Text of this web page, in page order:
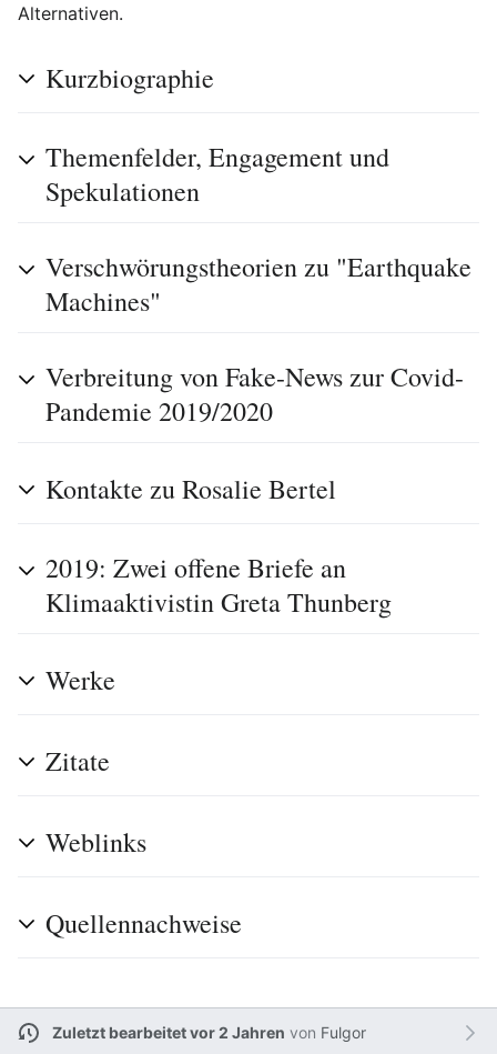
Alternativen.
Kurzbiographie
Themenfelder, Engagement und
Spekulationen
Verschwörungstheorien zu "Earthquake
Machines"
Verbreitung von Fake-News zur Covid-
Pandemie 2019/2020
Kontakte zu Rosalie Bertel
2019: Zwei offene Briefe an
Klimaaktivistin Greta Thunberg
Werke
Zitate
Weblinks
Quellennachweise
Zuletzt bearbeitet vor 2 Jahren von Fulgor